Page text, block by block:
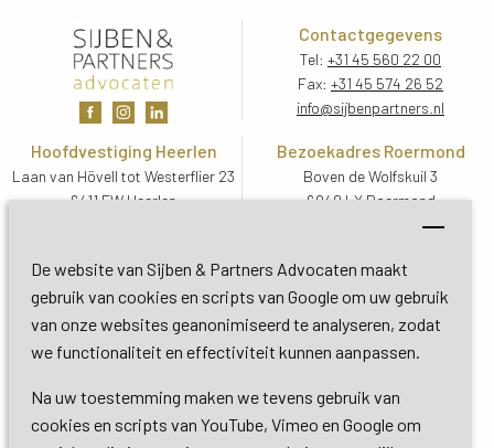
De website van Sijben & Partners Advocaten maakt
gebruik van cookies en scripts van Google om uw gebruik
van onze websites geanonimiseerd te analyseren, zodat
we functionaliteit en effectiviteit kunnen aanpassen.
Na uw toestemming maken we tevens gebruik van
cookies en scripts van YouTube, Vimeo en Google om
Contactgegevens
Tel: +31 45 560 22 00
Fax: +31 45 574 26 52
info@sijbenpartners.nl
Hoofdvestiging Heerlen
Laan van Hövell tot Westerflier 23
6411 EW Heerlen
Bezoekadres Roermond
Boven de Wolfskuil 3
6049 LX Roermond
Routebeschrijving
Bezoekadres De Bilt
Soestdijkseweg Zuid 13
3732 HC De Bilt (Utrecht)
Copyright 2026 © Sijben & Partners